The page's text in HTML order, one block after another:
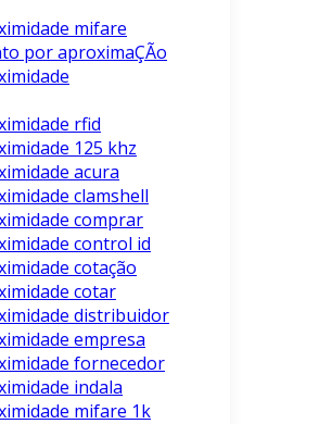
mifare
por aproximaÇÃo
rfid
125 khz
acura
clamshell
comprar
control id
cotação
cotar
distribuidor
empresa
fornecedor
indala
mifare 1k